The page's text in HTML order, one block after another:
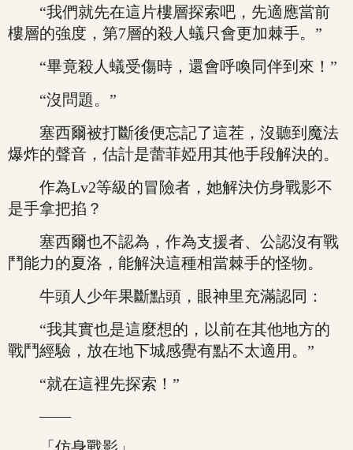
“我們就先在這片樓層探索吧，先適應當前
樓層的強度，第7層的殺人蟻只會更加棘手。”
“畢竟殺人蟻受傷時，還會呼喚同伴到來！”
“沒問題。”
塞西爾被打斷後便忘記了這茬，沒聽到魔法
爆炸的聲音，估計是蕾菲婭用其他手段解決的。
作為Lv2等級的冒險者，她解決仿身戰影不
是手拿把掐？
塞西爾也不認為，作為支援者、公認沒有戰
鬥能力的夏洛，能解決這種相當棘手的怪物。
牛頭人少年果斷點頭，眼神里充滿認同：
“我其實也是這麼想的，以前在其他地方的
戰鬥經驗，放在地下城感覺有點不太適用。”
“就在這裡先探索！”
——